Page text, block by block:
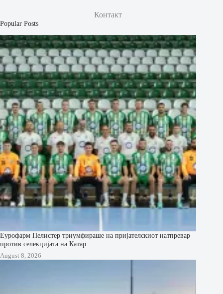
Контакт
Popular Posts
Еурофарм Пелистер триумфираше на пријателскиот натпревар
против селекцијата на Катар
August 8, 2026